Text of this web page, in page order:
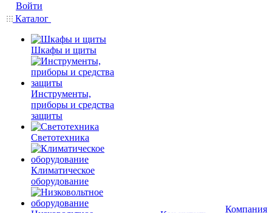
Войти
Каталог
Шкафы и щиты
Инструменты,
приборы и средства
защиты
Светотехника
Климатическое
оборудование
Компания